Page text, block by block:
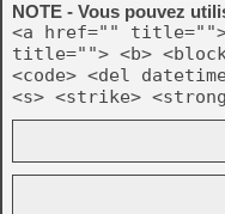
NOTE - Vous pouvez
<a href="" title="">
title=""> <b>
<code> <del
<s> <strike>